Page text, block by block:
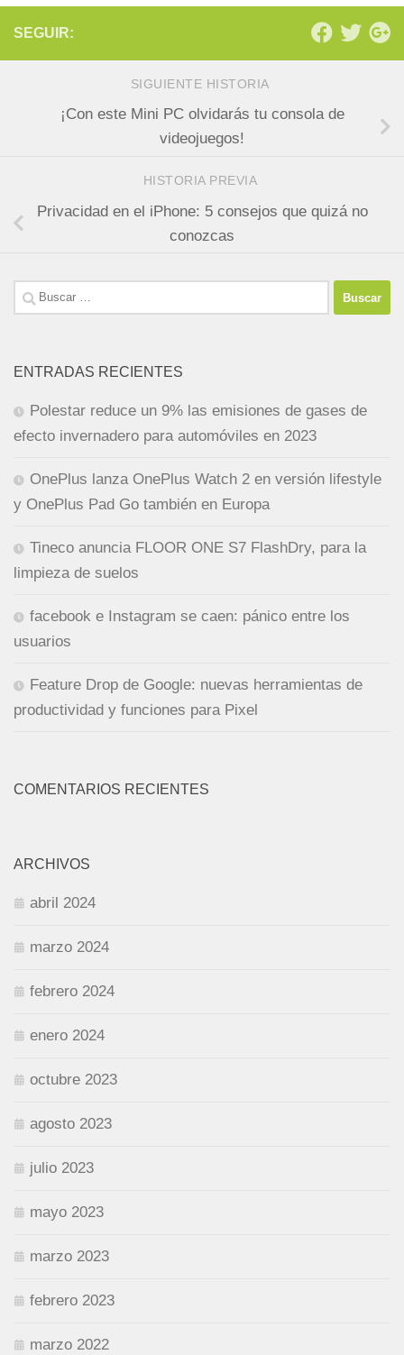
SEGUIR:
SIGUIENTE HISTORIA
¡Con este Mini PC olvidarás tu consola de
videojuegos!
HISTORIA PREVIA
Privacidad en el iPhone: 5 consejos que quizá no
conozcas
Buscar:
ENTRADAS RECIENTES
Polestar reduce un 9% las emisiones de gases de
efecto invernadero para automóviles en 2023
OnePlus lanza OnePlus Watch 2 en versión lifestyle
y OnePlus Pad Go también en Europa
Tineco anuncia FLOOR ONE S7 FlashDry, para la
limpieza de suelos
facebook e Instagram se caen: pánico entre los
usuarios
Feature Drop de Google: nuevas herramientas de
productividad y funciones para Pixel
COMENTARIOS RECIENTES
ARCHIVOS
abril 2024
marzo 2024
febrero 2024
enero 2024
octubre 2023
agosto 2023
julio 2023
mayo 2023
marzo 2023
febrero 2023
marzo 2022